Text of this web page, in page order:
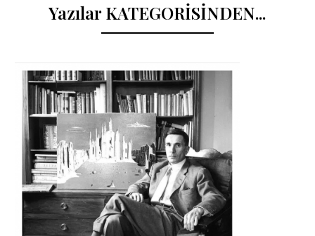
Yazılar KATEGORİSİNDEN...